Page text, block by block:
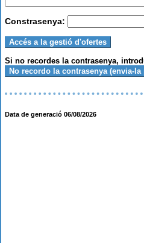
Constrasenya:
Si no recordes la contrasenya,
Data de generació 06/08/2026